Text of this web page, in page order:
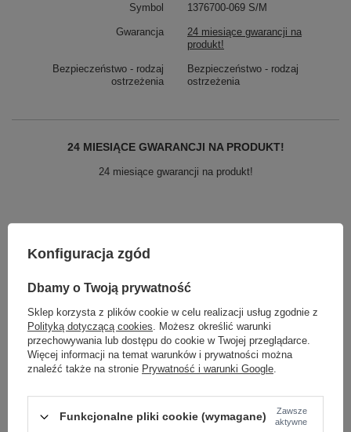
Symbol 1376700-069 S/M
Gwarancja
24 miesiące gwarancji na
produkt!
Bezpieczeństwo - rodzaj
ostrzeżenia
Bezpieczeństwo - rodzaj
ostrzeżenia
24 MIESIĄCE GWARANCJI NA PRODUKT!
24 miesiące gwarancji na produkt!
Czapka Under Armour BLITZING CAP
Sportowa szara M/L
59,95 zł / szt.
Najniższa cena produktu w okresie 30 dni przed
wprowadzeniem obniżki:56,95 zł +5%
Cena regularna:110,99 zł -46%
OKAZJA
Czapka Under Armour BLITZING CAP
Konfiguracja zgód
Dbamy o Twoją prywatność
Sklep korzysta z plików cookie w celu realizacji usług zgodnie z
Polityką dotyczącą cookies. Możesz określić warunki
przechowywania lub dostępu do cookie w Twojej przeglądarce.
Więcej informacji na temat warunków i prywatności można
znaleźć także na stronie Prywatność i warunki Google.
Funkcjonalne pliki cookie (wymagane)
Zawsze
aktywne